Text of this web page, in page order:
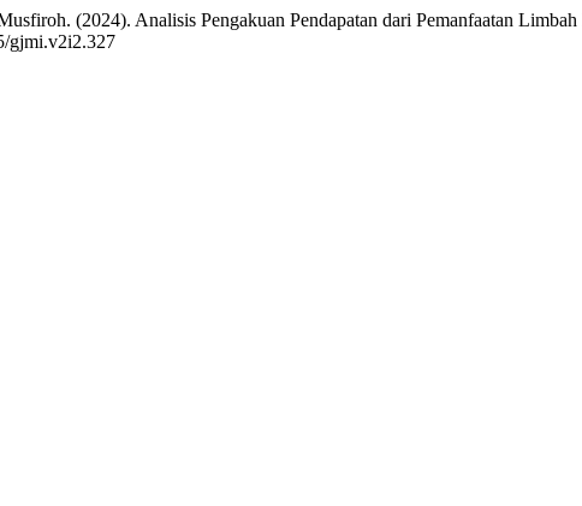
(2024). Analisis Pengakuan Pendapatan dari Pemanfaatan
gjmi.v2i2.327